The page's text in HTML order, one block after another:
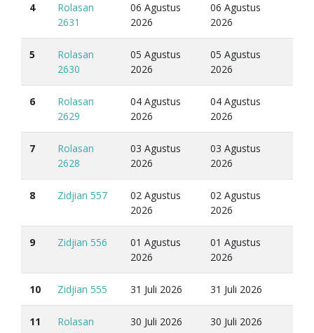
4
Rolasan
2631
06 Agustus
2026
06 Agustus
2026
5
Rolasan
2630
05 Agustus
2026
05 Agustus
2026
6
Rolasan
2629
04 Agustus
2026
04 Agustus
2026
7
Rolasan
2628
03 Agustus
2026
03 Agustus
2026
8 Zidjian 557
02 Agustus
2026
02 Agustus
2026
9 Zidjian 556
01 Agustus
2026
01 Agustus
2026
10 Zidjian 555 31 Juli 2026 31 Juli 2026
11
Rolasan
30 Juli 2026 30 Juli 2026